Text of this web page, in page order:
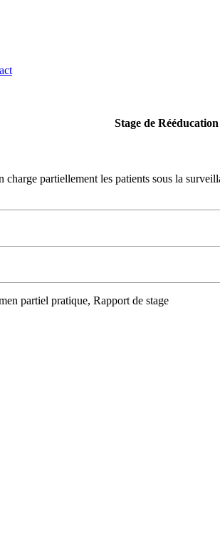
Stage de
partiellement les patients sous la
partiel pratique, Rapport de stage